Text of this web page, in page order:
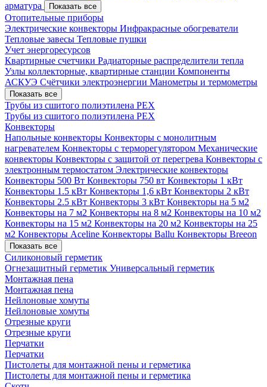
арматура
Показать все
Отопительные приборы
Электрические конвекторы Инфракрасные обогреватели
Тепловые завесы Тепловые пушки
Учет энергоресурсов
Квартирные счетчики Радиаторные распределители тепла
Узлы коллекторные, квартирные станции Компоненты
АСКУЭ Счётчики электроэнергии Манометры и термометры
Показать все
Трубы из сшитого полиэтилена PEX
Трубы из сшитого полиэтилена PEX
Конвекторы
Напольные конвекторы Конвекторы с монолитным
нагревателем Конвекторы с терморегулятором Механические
конвекторы Конвекторы с защитой от перегрева Конвекторы с
электронным термостатом Электрические конвекторы
Конвекторы 500 Вт Конвекторы 750 вт Конвекторы 1 кВт
Конвекторы 1.5 кВт Конвекторы 1,6 кВт Конвекторы 2 кВт
Конвекторы 2.5 кВт Конвекторы 3 кВт Конвекторы на 5 м2
Конвекторы на 7 м2 Конвекторы на 8 м2 Конвекторы на 10 м2
Конвекторы на 15 м2 Конвекторы на 20 м2 Конвекторы на 25
м2 Конвекторы Aceline Конвекторы Ballu Конвекторы Breeon
Показать все
Силиконовый герметик
Огнезащитный герметик Универсальный герметик
Монтажная пена
Монтажная пена
Нейлоновые хомуты
Нейлоновые хомуты
Отрезные круги
Отрезные круги
Перчатки
Перчатки
Пистолеты для монтажной пены и герметика
Пистолеты для монтажной пены и герметика